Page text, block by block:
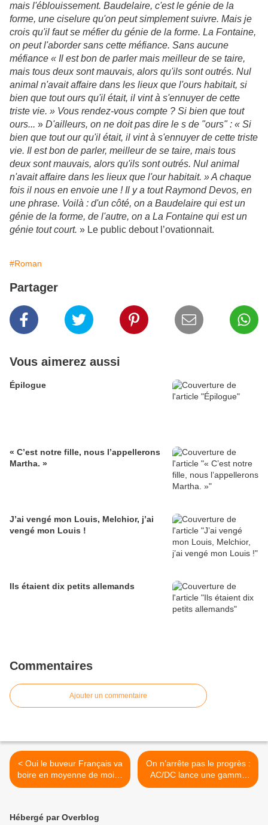
mais l'éblouissement. Baudelaire, c'est le génie de la
forme, une ciselure qu'on peut simplement suivre. Mais je
crois qu'il faut se méfier du génie de la forme. La Fontaine,
on peut l'aborder sans cette méfiance. Sans aucune
méfiance « Il est bon de parler mais meilleur de se taire,
mais tous deux sont mauvais, alors qu'ils sont outrés. Nul
animal n'avait affaire dans les lieux que l'ours habitait, si
bien que tout ours qu'il était, il vint à s'ennuyer de cette
triste vie. » Vous rendez-vous compte ? Si bien que tout
ours... » D'ailleurs, on ne doit pas dire le s de "ours" : « Si
bien que tout our qu'il était, il vint à s'ennuyer de cette triste
vie. Il est bon de parler, meilleur de se taire, mais tous
deux sont mauvais, alors qu'ils sont outrés. Nul animal
n'avait affaire dans les lieux que l'our habitait. » A chaque
fois il nous en envoie une ! Il y a tout Raymond Devos, en
une phrase. Voilà : d'un côté, on a Baudelaire qui est un
génie de la forme, de l'autre, on a La Fontaine qui est un
génie tout court. » Le public debout l’ovationnait.
#Roman
Partager
Vous aimerez aussi
Épilogue
« C’est notre fille, nous l’appellerons
Martha. »
J’ai vengé mon Louis, Melchior, j’ai
vengé mon Louis !
Ils étaient dix petits allemands
Commentaires
Ajouter un commentaire
< Oui le buveur Français va
boire en moyenne de moins
en moins de vin et ce n’est
On n’arrête pas le progrès :
AC/DC lance une gamme
de vins et les vaches
Hébergé par Overblog